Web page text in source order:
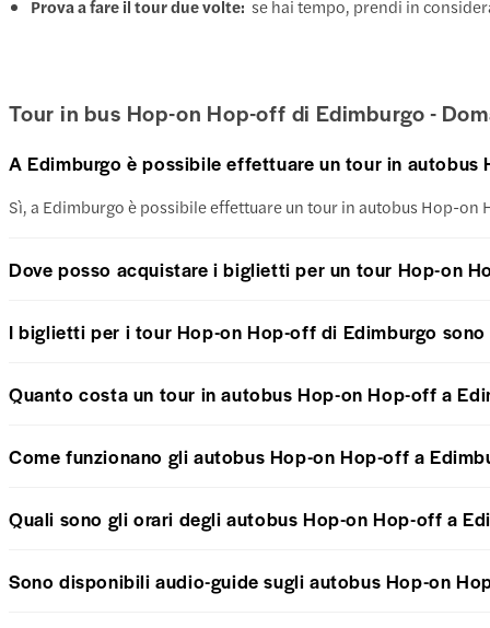
Prova a fare il tour due volte: se hai tempo, prendi in
Tour in bus Hop-on Hop-off di Edimburgo -
A Edimburgo è possibile effettuare un tour in autobus
Sì, a Edimburgo è possibile effettuare un tour in autobus Hop-on
Dove posso acquistare i biglietti per un tour Hop-on
I biglietti per i tour Hop-on Hop-off di Edimburgo
Quanto costa un tour in autobus Hop-on Hop-off a
Come funzionano gli autobus Hop-on Hop-off a
Quali sono gli orari degli autobus Hop-on Hop-off a
Sono disponibili audio-guide sugli autobus Hop-on